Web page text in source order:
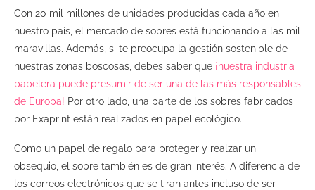
Con 20 mil millones de unidades producidas cada año en
nuestro país, el mercado de sobres está funcionando a las mil
maravillas. Además, si te preocupa la gestión sostenible de
nuestras zonas boscosas, debes saber que ¡nuestra industria
papelera puede presumir de ser una de las más responsables
de Europa! Por otro lado, una parte de los sobres fabricados
por Exaprint están realizados en papel ecológico.
Como un papel de regalo para proteger y realzar un
obsequio, el sobre también es de gran interés. A diferencia de
los correos electrónicos que se tiran antes incluso de ser